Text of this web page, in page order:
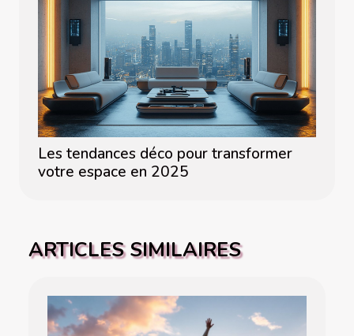
Les tendances déco pour transformer
votre espace en 2025
ARTICLES SIMILAIRES